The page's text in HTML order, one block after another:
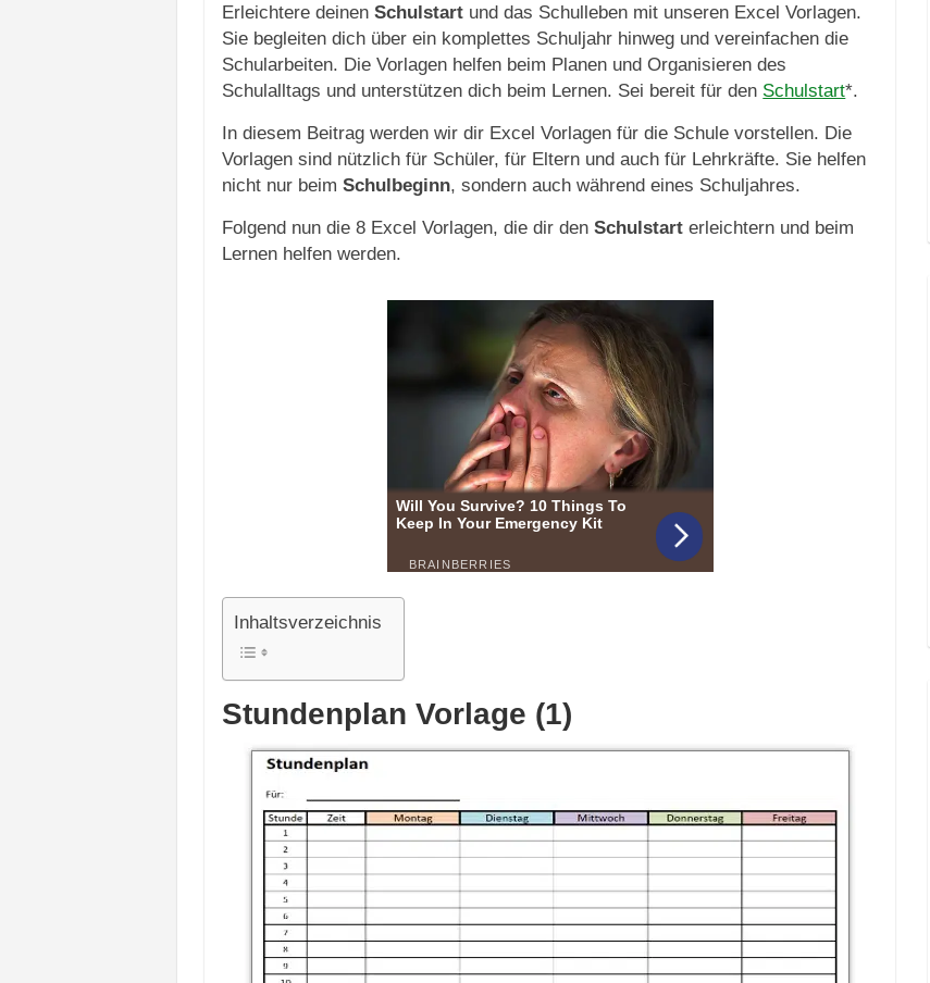
Erleichtere deinenSchulstart und das Schulleben mit unseren Excel Vorlagen.
Sie begleiten dich über ein komplettes Schuljahr hinweg und vereinfachen die
Schularbeiten. Die Vorlagen helfen beim Planen und Organisieren des
Schulalltags und unterstützen dich beim Lernen. Sei bereit für den Schulstart*.
In diesem Beitrag werden wir dir Excel Vorlagen für die Schule vorstellen. Die
Vorlagen sind nützlich für Schüler, für Eltern und auch für Lehrkräfte. Sie helfen
nicht nur beimSchulbeginn, sondern auch während eines Schuljahres.
Folgend nun die 8 Excel Vorlagen, die dir denSchulstarterleichtern und beim
Lernen helfen werden.
Inhaltsverzeichnis
Stundenplan Vorlage (1)